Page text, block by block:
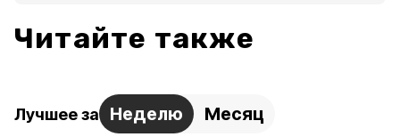
Читайте также
Лучшее за Неделю Месяц